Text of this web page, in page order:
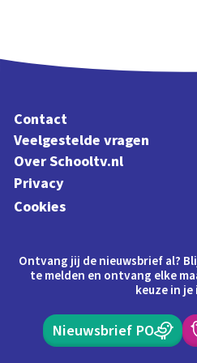
Contact
Veelgestelde vragen
Over Schooltv.nl
Privacy
Cookies
Ontvang jij de nieuwsbrief al?
te melden en ontvang elke
keuze in je
Nieuwsbrief PO